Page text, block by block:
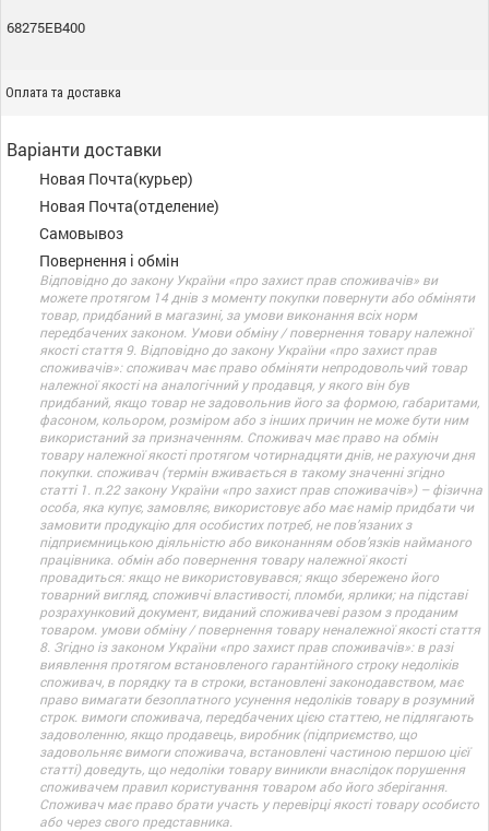
68275EB400
Оплата та доставка
Варіанти доставки
Новая Почта(курьер)
Новая Почта(отделение)
Самовывоз
Повернення і обмін
Відповідно до закону України «про захист прав споживачів» ви
можете протягом 14 днів з моменту покупки повернути або обміняти
товар, придбаний в магазині, за умови виконання всіх норм
передбачених законом. Умови обміну / повернення товару належної
якості стаття 9. Відповідно до закону України «про захист прав
споживачів»: споживач має право обміняти непродовольчий товар
належної якості на аналогічний у продавця, у якого він був
придбаний, якщо товар не задовольнив його за формою, габаритами,
фасоном, кольором, розміром або з інших причин не може бути ним
використаний за призначенням. Споживач має право на обмін
товару належної якості протягом чотирнадцяти днів, не рахуючи дня
покупки. споживач (термін вживається в такому значенні згідно
статті 1. п.22 закону України «про захист прав споживачів») – фізична
особа, яка купує, замовляє, використовує або має намір придбати чи
замовити продукцію для особистих потреб, не пов’язаних з
підприємницькою діяльністю або виконанням обов’язків найманого
працівника. обмін або повернення товару належної якості
провадиться: якщо не використовувався; якщо збережено його
товарний вигляд, споживчі властивості, пломби, ярлики; на підставі
розрахунковий документ, виданий споживачеві разом з проданим
товаром. умови обміну / повернення товару неналежної якості стаття
8. Згідно із законом України «про захист прав споживачів»: в разі
виявлення протягом встановленого гарантійного строку недоліків
споживач, в порядку та в строки, встановлені законодавством, має
право вимагати безоплатного усунення недоліків товару в розумний
строк. вимоги споживача, передбачених цією статтею, не підлягають
задоволенню, якщо продавець, виробник (підприємство, що
задовольняє вимоги споживача, встановлені частиною першою цієї
статті) доведуть, що недоліки товару виникли внаслідок порушення
споживачем правил користування товаром або його зберігання.
Споживач має право брати участь у перевірці якості товару особисто
або через свого представника.